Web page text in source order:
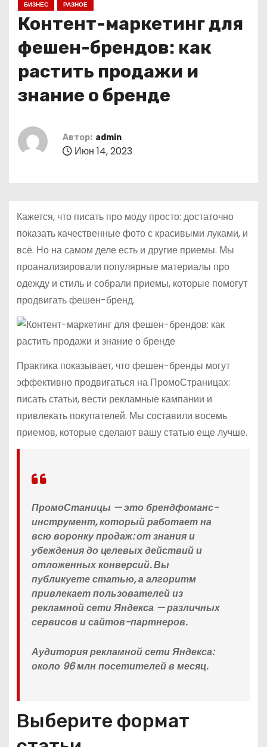
БИЗНЕС РАЗНОЕ
Контент-маркетинг для
фешен-брендов: как
растить продажи и
знание о бренде
Автор: admin
Июн 14, 2023
Кажется, что писать про моду просто: достаточно
показать качественные фото с красивыми луками, и
всё. Но на самом деле есть и другие приемы. Мы
проанализировали популярные материалы про
одежду и стиль и собрали приемы, которые помогут
продвигать фешен-бренд.
Практика показывает, что фешен-бренды могут
эффективно продвигаться на ПромоСтраницах:
писать статьи, вести рекламные кампании и
привлекать покупателей. Мы составили восемь
приемов, которые сделают вашу статью еще лучше.
ПромоСтаницы — это брендфоманс-
инструмент, который работает на
всю воронку продаж: от знания и
убеждения до целевых действий и
отложенных конверсий. Вы
публикуете статью, а алгоритм
привлекает пользователей из
рекламной сети Яндекса — различных
сервисов и сайтов-партнеров.
Аудитория рекламной сети Яндекса:
около 96 млн посетителей в месяц.
Выберите формат